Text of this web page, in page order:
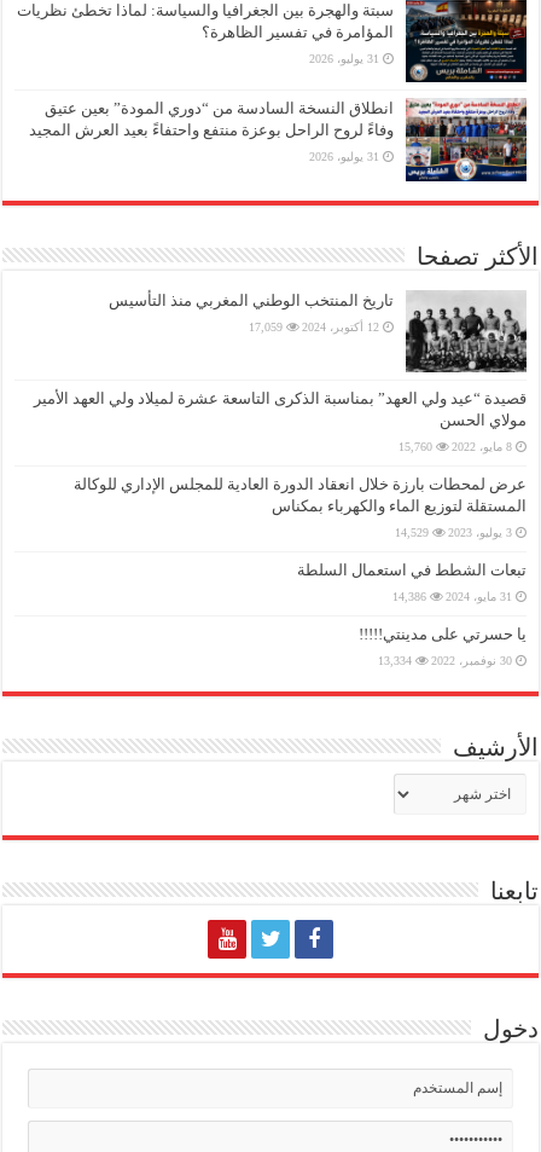
سبتة والهجرة بين الجغرافيا والسياسة: لماذا تخطئ نظريات
المؤامرة في تفسير الظاهرة؟
31 يوليو، 2026
انطلاق النسخة السادسة من “دوري المودة” بعين عتيق
وفاءً لروح الراحل بوعزة منتفع واحتفاءً بعيد العرش المجيد
31 يوليو، 2026
الأكثر تصفحا
تاريخ المنتخب الوطني المغربي منذ التأسيس
12 أكتوبر، 2024 17,059
قصيدة “عيد ولي العهد” بمناسبة الذكرى التاسعة عشرة لميلاد ولي العهد الأمير
مولاي الحسن
8 مايو، 2022 15,760
عرض لمحطات بارزة خلال انعقاد الدورة العادية للمجلس الإداري للوكالة
المستقلة لتوزيع الماء والكهرباء بمكناس
3 يوليو، 2023 14,529
تبعات الشطط في استعمال السلطة
31 مايو، 2024 14,386
يا حسرتي على مدينتي!!!!!
30 نوفمبر، 2022 13,334
الأرشيف
الأرشيف
تابعنا
دخول